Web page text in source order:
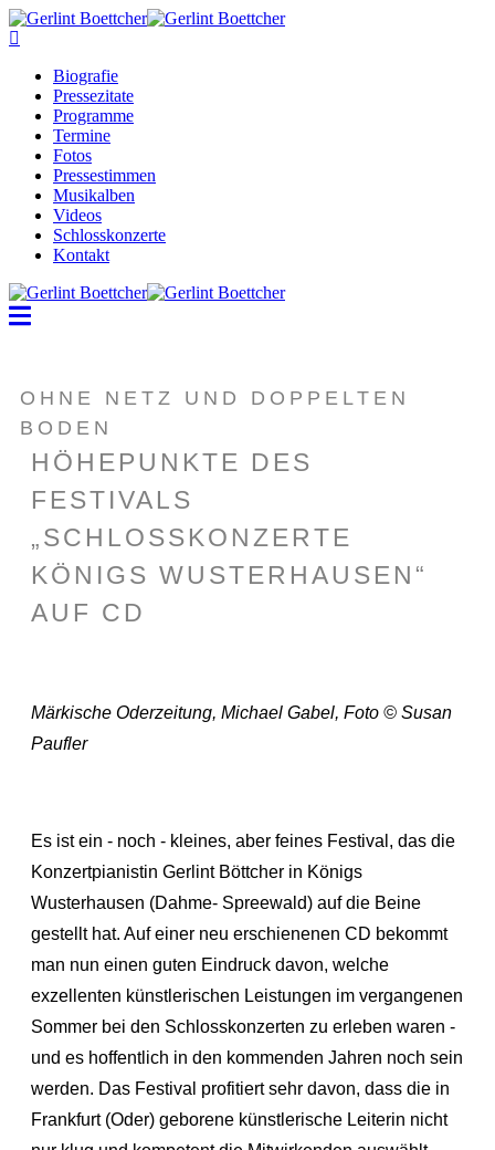
Biografie
Pressezitate
Programme
Termine
Fotos
Pressestimmen
Musikalben
Videos
Schlosskonzerte
Kontakt
OHNE NETZ UND DOPPELTEN
BODEN
HÖHEPUNKTE DES
FESTIVALS
„SCHLOSSKONZERTE
KÖNIGS WUSTERHAUSEN“
AUF CD
Märkische Oderzeitung, Michael Gabel, Foto © Susan
Paufler
Es ist ein - noch - kleines, aber feines Festival, das die
Konzertpianistin Gerlint Böttcher in Königs
Wusterhausen (Dahme- Spreewald) auf die Beine
gestellt hat. Auf einer neu erschienenen CD bekommt
man nun einen guten Eindruck davon, welche
exzellenten künstlerischen Leistungen im vergangenen
Sommer bei den Schlosskonzerten zu erleben waren -
und es hoffentlich in den kommenden Jahren noch sein
werden. Das Festival profitiert sehr davon, dass die in
Frankfurt (Oder) geborene künstlerische Leiterin nicht